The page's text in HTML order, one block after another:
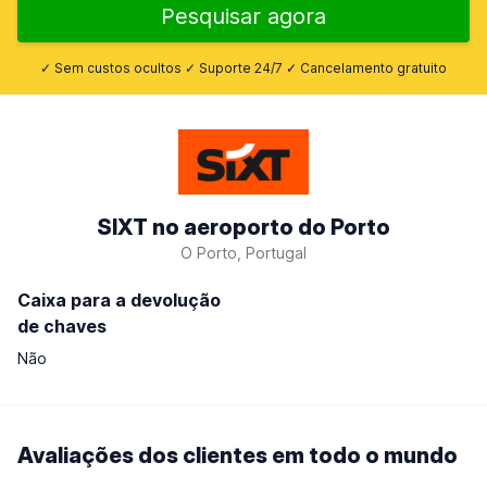
Pesquisar agora
✓ Sem custos ocultos ✓ Suporte 24/7 ✓ Cancelamento gratuito
SIXT no aeroporto do Porto
O Porto, Portugal
Caixa para a devolução
de chaves
Não
Avaliações dos clientes em todo o mundo